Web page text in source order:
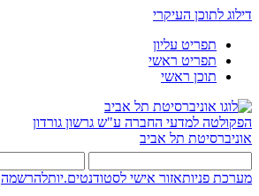
דילוג לתוכן העיקרי
תפריט עליון
תפריט ראשי
תוכן ראשי
הפקולטה למדעי החברה ע"ש גרשון גורדון
אוניברסיטת תל אביב
מערכת פניותאזור אישי לסטודנטים.יותלהרשמה